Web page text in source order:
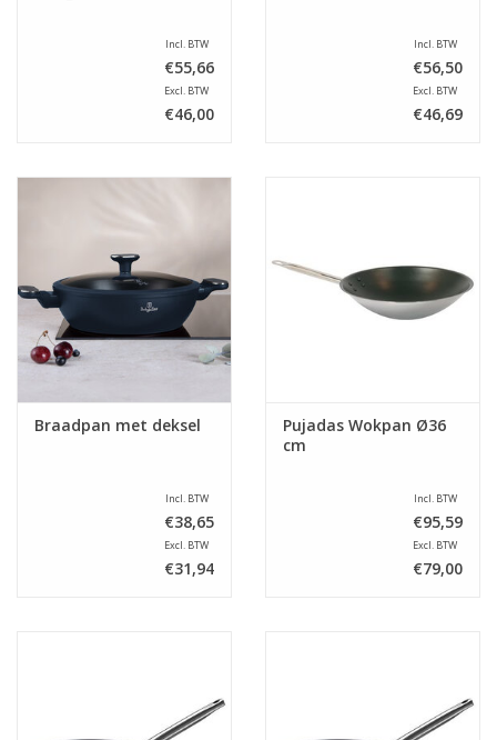
Incl. BTW
€55,66
Excl. BTW
€46,00
Incl. BTW
€56,50
Excl. BTW
€46,69
Braadpan met deksel
Incl. BTW
€38,65
Excl. BTW
€31,94
Pujadas Wokpan Ø36
cm
Incl. BTW
€95,59
Excl. BTW
€79,00